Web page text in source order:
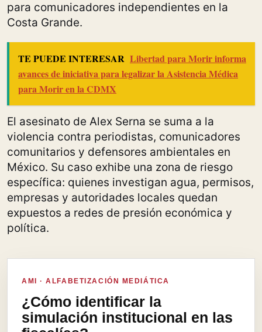
para comunicadores independientes en la
Costa Grande.
TE PUEDE INTERESAR Libertad para Morir informa
avances de iniciativa para legalizar la Asistencia Médica
para Morir en la CDMX
El asesinato de Alex Serna se suma a la
violencia contra periodistas, comunicadores
comunitarios y defensores ambientales en
México. Su caso exhibe una zona de riesgo
específica: quienes investigan agua, permisos,
empresas y autoridades locales quedan
expuestos a redes de presión económica y
política.
AMI · ALFABETIZACIÓN MEDIÁTICA
¿Cómo identificar la
simulación institucional en las